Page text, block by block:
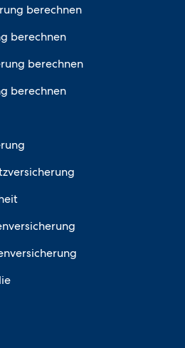
berechnen
berechnen
berechnen
berechnen